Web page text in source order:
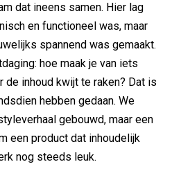
dat ineens samen. Hier lag
en functioneel was, maar
spannend was gemaakt.
hoe maak je van iets
inhoud kwijt te raken? Dat is
hebben gedaan. We
gebouwd, maar een
een product dat inhoudelijk
nog steeds leuk.